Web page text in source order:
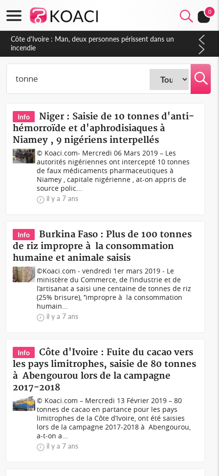
0
Côte d'Ivoire : Man, deux personnes périssent dans un
incendie
Info
Niger : Saisie de 10 tonnes d'anti-
hémorroïde et d'aphrodisiaques à
Niamey , 9 nigériens interpellés
© Koaci.com- Mercredi 06 Mars 2019 – Les
autorités nigériennes ont intercepté 10 tonnes
de faux médicaments pharmaceutiques à
Niamey , capitale nigérienne , at-on appris de
source polic...
il y a 7 ans
Info
Burkina Faso : Plus de 100 tonnes
de riz impropre à la consommation
humaine et animale saisis
©Koaci.com - vendredi 1er mars 2019 - Le
ministère du Commerce, de l’industrie et de
l’artisanat a saisi une centaine de tonnes de riz
(25% brisure), ‘’impropre à la consommation
humain...
il y a 7 ans
Info
Côte d'Ivoire : Fuite du cacao vers
les pays limitrophes, saisie de 80 tonnes
à Abengourou lors de la campagne
2017-2018
© Koaci.com – Mercredi 13 Février 2019 – 80
tonnes de cacao en partance pour les pays
limitrophes de la Côte d’Ivoire, ont été saisies
lors de la campagne 2017-2018 à Abengourou,
a-t-on a...
il y a 7 ans